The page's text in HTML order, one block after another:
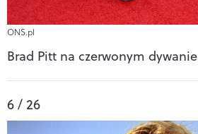
ONS.pl
Brad Pitt na czerwonym dywanie
6 / 26